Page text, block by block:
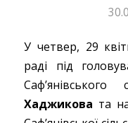
У четвер, 29
раді під
Хаджикова та